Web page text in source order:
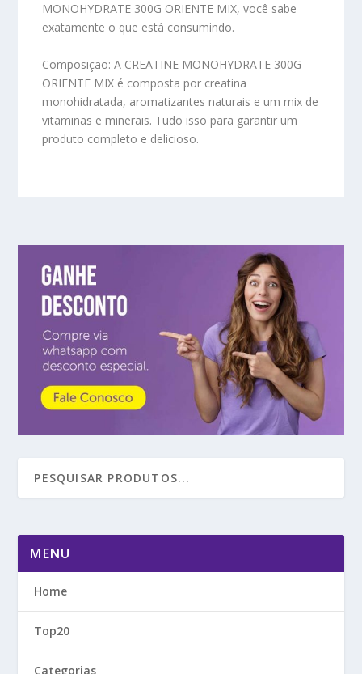
MONOHYDRATE 300G ORIENTE MIX, você sabe
exatamente o que está consumindo.
Composição: A CREATINE MONOHYDRATE 300G
ORIENTE MIX é composta por creatina
monohidratada, aromatizantes naturais e um mix de
vitaminas e minerais. Tudo isso para garantir um
produto completo e delicioso.
MENU
Home
Top20
Categorias